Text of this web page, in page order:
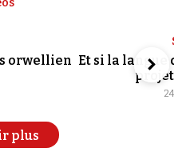
orwellien Et si la langue de
projet
24/
plus